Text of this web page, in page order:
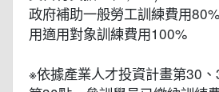
政府補助一般勞工訓練費用
用適用對象訓練費用100%
※依據產業人才投資計畫第30